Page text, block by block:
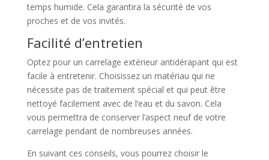
temps humide. Cela garantira la sécurité de vos
proches et de vos invités.
Facilité d’entretien
Optez pour un carrelage extérieur antidérapant qui est
facile à entretenir. Choisissez un matériau qui ne
nécessite pas de traitement spécial et qui peut être
nettoyé facilement avec de l’eau et du savon. Cela
vous permettra de conserver l’aspect neuf de votre
carrelage pendant de nombreuses années.
En suivant ces conseils, vous pourrez choisir le